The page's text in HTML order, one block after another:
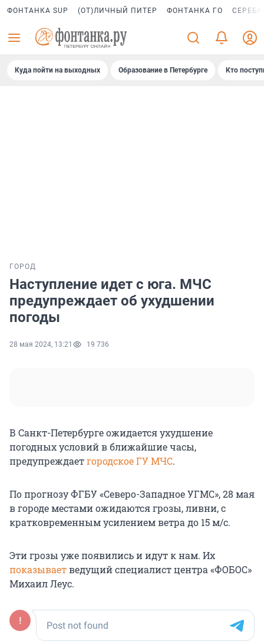
ФОНТАНКА SUP (ОТ)ЛИЧНЫЙ ПИТЕР ФОНТАНКА ГО
Куда пойти на выходных Образование в Петербурге Кто
ГОРОД
Наступление идет с юга. МЧС
предупреждает об ухудшении
погоды
28 мая 2024, 13:21 19 736
В Санкт-Петербурге ожидается ухудшение
погодных условий в ближайшие часы,
предупреждаетгородское ГУ МЧС.
По прогнозу ФГБУ «Северо-Западное УГМС», 28 мая
в городе местами ожидаются грозы, ливни, с
кратковременным усилением ветра до 15 м/с.
Эти грозы уже появились и идут к нам. Их
показываетведущий специалист центра «ФОБОС»
Михаил Леус.